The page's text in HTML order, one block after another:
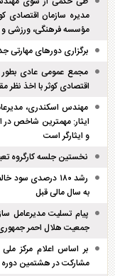
مدیره سازمان اقتصادی
مؤسسه فرهنگی، ورزشی
برگزاری دور‌های مهارتی
اقتصادی کوثر با اخذ نظر
مهندس اسکندری،
ایثار: مهمترین شاخص در
و ایثارگر است
نخستین جلسه کارگروه
رشد ۱۸۰ درصدی
به سال مالی قبل
پیام تسلیت مدیرعامل
جمعیت هلال احمر
بر اساس اعلام مرکز
مشارکت در هشتمین دوره